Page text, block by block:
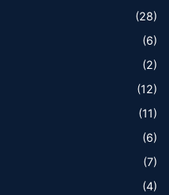
(28)
(6)
(2)
(12)
(11)
(6)
(7)
(4)